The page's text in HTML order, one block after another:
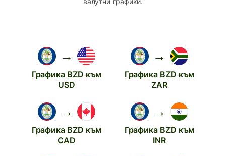
→
Графика BZD към
USD
→
Графика BZD към
ZAR
→
Графика BZD към
CAD
→
Графика BZD към
INR